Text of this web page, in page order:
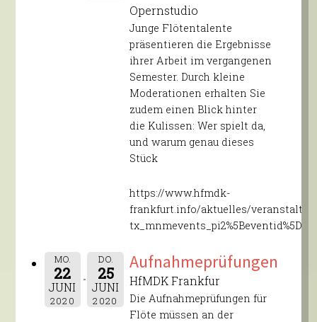
Opernstudio
Junge Flötentalente
präsentieren die Ergebnisse
ihrer Arbeit im vergangenen
Semester. Durch kleine
Moderationen erhalten Sie
zudem einen Blick hinter
die Kulissen: Wer spielt da,
und warum genau dieses
Stück
https://www.hfmdk-
frankfurt.info/aktuelles/
MO.
22
JUNI
2020
DO.
25
JUNI
2020
Aufnahmeprüfungen
HfMDK Frankfur
Die Aufnahmeprüfungen für
Flöte müssen an der